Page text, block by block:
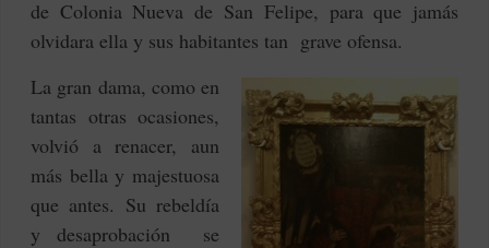
de Colonia Nueva de San Felipe, para que jamás
olvidara ella y sus habitantes tan grave ofensa.
La gran dama, como en
tantas otras ocasiones,
volvió a renacer, aun
más bella y majestuosa
que antes. Su rebeldía
y desaprobación se